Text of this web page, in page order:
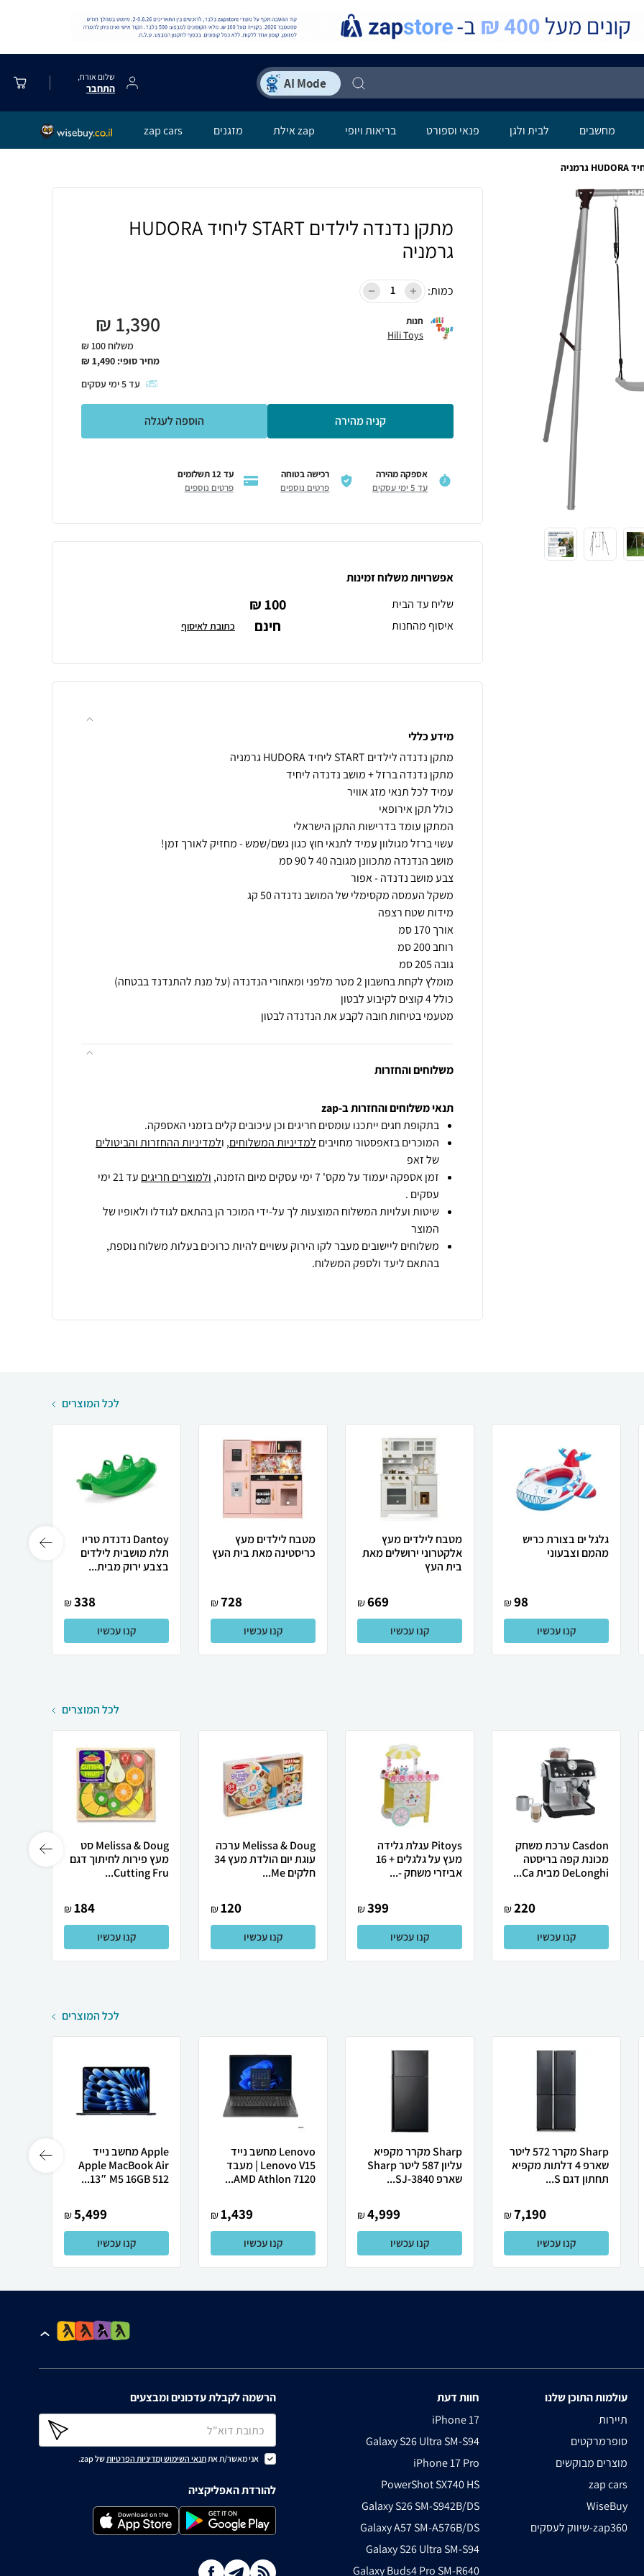
שלום אורח,
התחבר
מחשבים לבית ולגן פנאי וספורט בריאות ויופי zap אילת מזגנים zap cars
מתקן נדנדה לילדים START ליחיד HUDORA
גרמניה
כמות:
חנות
Hili Toys
1,390
₪
משלוח 100 ₪
מחיר סופי: 1,490
₪
עד5ימי עסקים
קניה מהירה הוספה לעגלה
אספקה מהירה
עד 5 ימי עסקים
רכישה בטוחה
פרטים נוספים
עד 12 תשלומים
פרטים נוספים
אפשרויות משלוח זמינות
שליח עד הבית
100 ₪
איסוף מהחנות חינם כתובת לאיסוף
מידע כללי
מטעמי בטיחות חובה לקבע את הנדנדה לבטון
משלוחים והחזרות
תנאי משלוחים והחזרות ב-zap
בתקופת חגים ייתכנו עומסים חריגים וכן עיכובים קלים בזמני האספקה.
המוכרים בזאפסטור מחויבים למדיניות המשלוחים, ולמדיניות ההחזרות והביטולים
של זאפ
זמן אספקה יעמוד על מקס' 7 ימי עסקים מיום הזמנה,
ולמוצרים חריגים
עד 21 ימי
עסקים .
שיטות ועלויות המשלוח המוצעות לך על-ידי המוכר הן בהתאם לגודלו ולאופיו של
המוצר
משלוחים ליישובים מעבר לקו הירוק עשויים להיות כרוכים בעלות משלוח נוספת,
בהתאם ליעד ולספק המשלוח.
לכל המוצרים
גלגל ים בצורת כריש
מהמם וצבעוני
98
₪
קנו עכשיו
מטבח לילדים מעץ
אלקטרוני ירושלים מאת
בית העץ
669
₪
קנו עכשיו
מטבח לילדים מעץ
כריסטינה מאת בית העץ
728
₪
קנו עכשיו
Dantoy נדנדת טריו
תלת מושבית לילדים
בצבע ירוק מבית...
338
₪
קנו עכשיו
לכל המוצרים
Casdon ערכת משחק
מכונת קפה בריסטה
DeLonghi מבית Ca...
220
₪
קנו עכשיו
Pitoys עגלת גלידה
מעץ על גלגלים + 16
אביזרי משחק -...
399
₪
קנו עכשיו
Melissa & Doug ערכה
עוגת יום הולדת מעץ 34
חלקים Me...
120
₪
קנו עכשיו
Melissa & Doug סט
מעץ פירות לחיתוך דגם
Cutting Fru...
184
₪
קנו עכשיו
לכל המוצרים
Sharp מקרר 572 ליטר
שארפ 4 דלתות מקפיא
תחתון דגם S...
7,190
₪
קנו עכשיו
Sharp מקרר מקפיא
עליון 587 ליטר Sharp
שארפ SJ-3840...
4,999
₪
קנו עכשיו
Lenovo מחשב נייד
Lenovo V15 | מעבד
AMD Athlon 7120...
1,439
₪
קנו עכשיו
Apple מחשב נייד
Apple MacBook Air
13″ M5 ‎16GB 512...
5,499
₪
קנו עכשיו
עולמות התוכן שלנו
תיירות
סופרמרקטים
מוצרים מבוקשים
zap cars
WiseBuy
שיווק לעסקים-zap360
חוות דעת
iPhone 17
Galaxy S26 Ultra SM-S94
iPhone 17 Pro
PowerShot SX740 HS
Galaxy S26 SM-S942B/DS
Galaxy A57 SM-A576B/DS
Galaxy S26 Ultra SM-S94
Galaxy Buds4 Pro SM-R640
הרשמה לקבלת עדכונים ומבצעים
אני מאשר/ת אתתנאי השימושומדיניות הפרטיותשל zap.
להורדת האפליקציה